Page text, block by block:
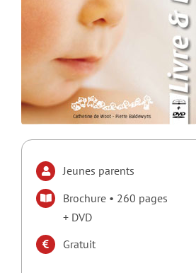
Jeunes parents
Brochure • 260 pages
+ DVD
Gratuit